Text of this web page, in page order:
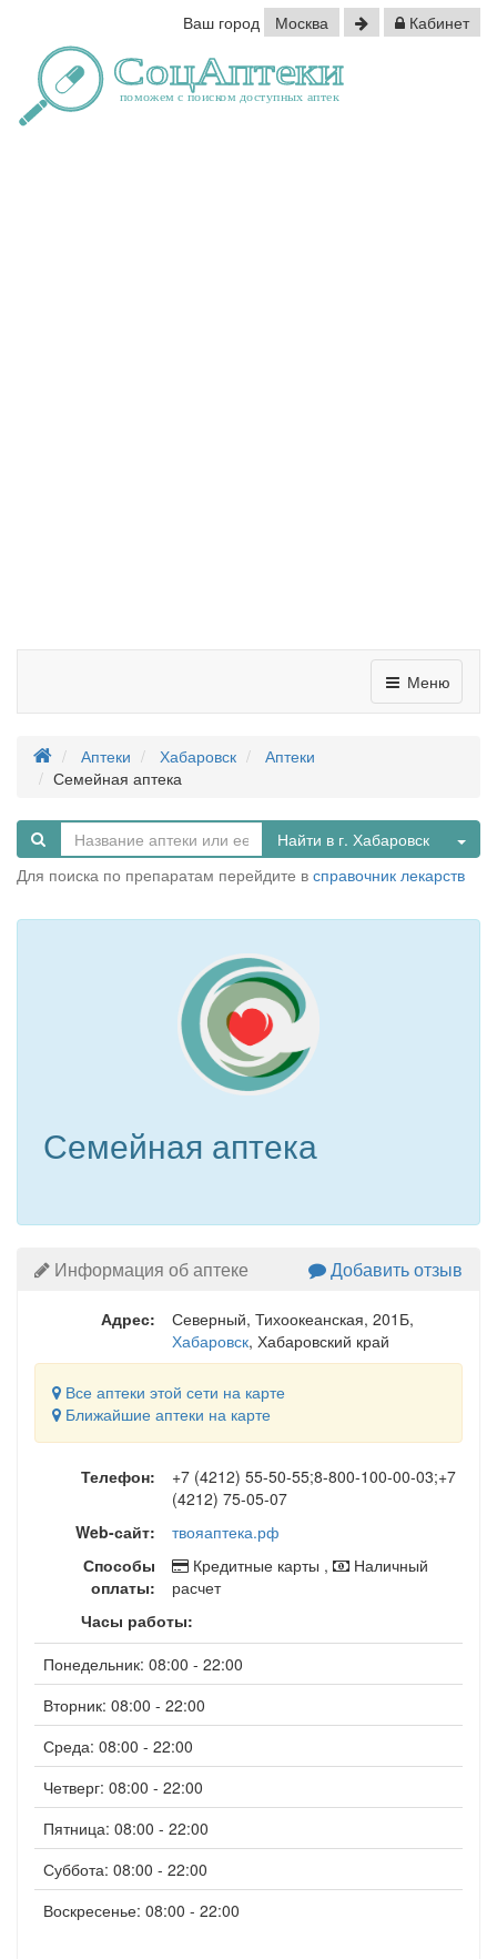
Ваш город Москва Кабинет
Меню
Аптеки Хабаровск
Аптеки
Семейная аптека
Найти в г. Хабаровск
Для поиска по препаратам перейдите в справочник лекарств
Семейная аптека
Информация об аптеке Добавить отзыв
Адрес: Северный, Тихоокеанская, 201Б,
Хабаровск, Хабаровский край
Все аптеки этой сети на карте
Ближайшие аптеки на карте
Телефон:
+7 (4212) 55-50-55;8-800-100-00-03;+7
(4212) 75-05-07
Web-сайт:
твояаптека.рф
Способы
оплаты:
Кредитные карты ,
Наличный
расчет
Часы работы:
Понедельник: 08:00 - 22:00
Вторник: 08:00 - 22:00
Среда: 08:00 - 22:00
Четверг: 08:00 - 22:00
Пятница: 08:00 - 22:00
Суббота: 08:00 - 22:00
Воскресенье: 08:00 - 22:00